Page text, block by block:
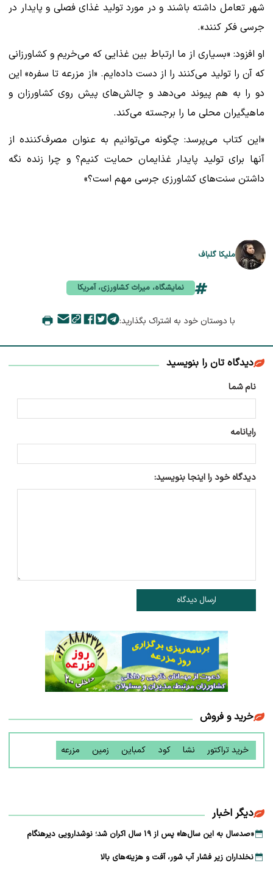
شهر تعامل داشته باشند و در مورد تولید غذای فصلی و پایدار در
جرسی فکر کنند».
او افزود: «بسیاری از ما ارتباط بین غذایی که می‌خریم و کشاورزانی
که آن را تولید می‌کنند را از دست داده‌ایم. «از مزرعه تا سفره» این
دو را به هم پیوند می‌دهد و چالش‌های پیش روی کشاورزان و
ماهیگیران محلی ما را برجسته می‌کند.
«این کتاب می‌پرسد: چگونه می‌توانیم به عنوان مصرف‌کننده از
آنها برای تولید پایدار غذایمان حمایت کنیم؟ و چرا زنده نگه
داشتن سنت‌های کشاورزی جرسی مهم است؟»
ملیکا گلباف
نمایشگاه، میراث کشاورزی، آمریکا
با دوستان خود به اشتراک بگذارید:
دیدگاه تان را بنویسید
نام شما
رایانامه
دیدگاه خود را اینجا بنویسید:
ارسال دیدگاه
خرید و فروش
خرید تراکتور نشا کود کمباین زمین مزرعه
دیگر اخبار
«صدسال به این سال‌ها» پس از ۱۹ سال اکران شد؛ نوشدارویی دیرهنگام
نخلداران زیر فشار آب شور، آفت و هزینه‌های بالا